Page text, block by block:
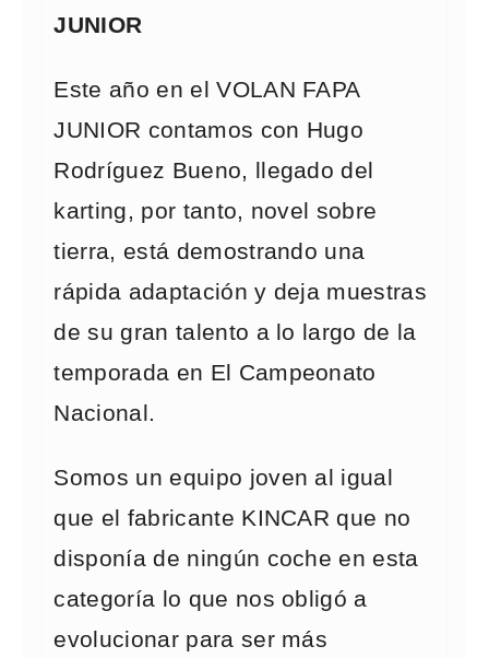
JUNIOR
Este año en el VOLAN FAPA
JUNIOR contamos con Hugo
Rodríguez Bueno, llegado del
karting, por tanto, novel sobre
tierra, está demostrando una
rápida adaptación y deja muestras
de su gran talento a lo largo de la
temporada en El Campeonato
Nacional.
Somos un equipo joven al igual
que el fabricante KINCAR que no
disponía de ningún coche en esta
categoría lo que nos obligó a
evolucionar para ser más